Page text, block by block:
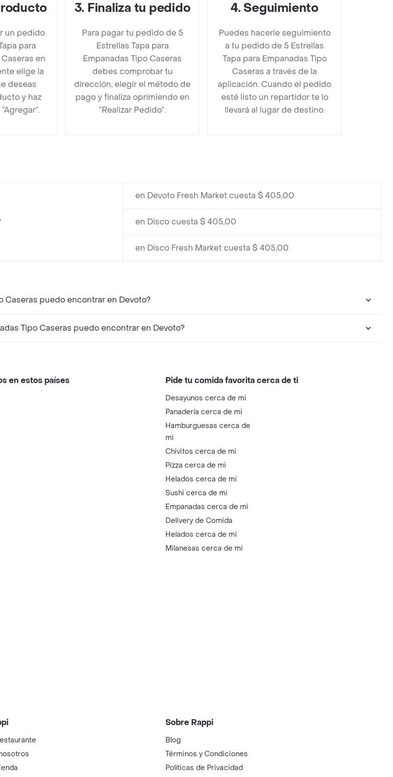
un pedido
para
en
elige la
deseas
y haz
3. Finaliza tu pedido
Para pagar tu pedido de 5
Estrellas Tapa para
Empanadas Tipo Caseras
debes comprobar tu
dirección, elegir el método de
pago y finaliza oprimiendo en
“Realizar Pedido”.
4. Seguimiento
Puedes hacerle seguimiento
a tu pedido de 5 Estrellas
Tapa para Empanadas Tipo
Caseras a través de la
aplicación. Cuando el pedido
esté listo un repartidor te lo
llevará al lugar de destino.
en Devoto Fresh Market cuesta $ 405,00
en Disco cuesta $ 405,00
en Disco Fresh Market cuesta $ 405,00
Caseras puedo encontrar en Devoto?
Tipo Caseras puedo encontrar en Devoto?
en estos países Pide tu comida favorita cerca de ti
Desayunos cerca de mi
Panadería cerca de mi
Hamburguesas cerca de
mi
Chivitos cerca de mi
Pizza cerca de mi
Helados cerca de mi
Sushi cerca de mi
Empanadas cerca de mi
Delivery de Comida
Helados cerca de mi
Milanesas cerca de mi
Sobre Rappi
Blog
Términos y Condiciones
Políticas de Privacidad